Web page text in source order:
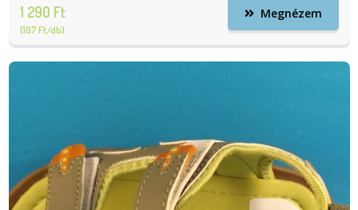
1 290 Ft
(107 Ft/db)
Megnézem